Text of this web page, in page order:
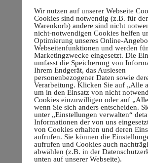
Wir nutzen auf unserer Webseite
Cookies sind notwendig (z.B. für
Warenkorb) andere sind nicht
nicht-notwendigen Cookies helfen
Optimierung unseres Online-
Webseitenfunktionen und werden für
Marketingzwecke eingesetzt. Die
umfasst die Speicherung von
Ihrem Endgerät, das Auslesen
personenbezogener Daten sowie
Verarbeitung. Klicken Sie auf „Alle
um in den Einsatz von nicht
Cookies einzuwilligen oder auf „Alle
wenn Sie sich anders entscheiden.
unter „Einstellungen verwalten“
Informationen der von uns
von Cookies erhalten und deren
aufrufen. Sie können die
aufrufen und Cookies auch
abwählen (z.B. in der
unten auf unserer Webseite).